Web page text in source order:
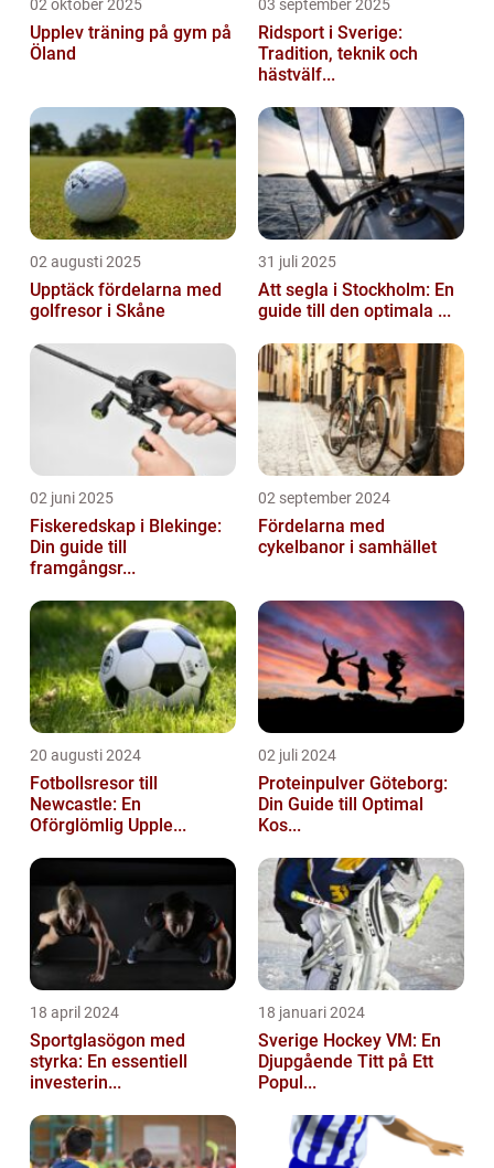
02 oktober 2025
Upplev träning på gym på
Öland
03 september 2025
Ridsport i Sverige:
Tradition, teknik och
hästvälf...
02 augusti 2025
Upptäck fördelarna med
golfresor i Skåne
31 juli 2025
Att segla i Stockholm: En
guide till den optimala ...
02 juni 2025
Fiskeredskap i Blekinge:
Din guide till
framgångsr...
02 september 2024
Fördelarna med
cykelbanor i samhället
20 augusti 2024
Fotbollsresor till
Newcastle: En
Oförglömlig Upple...
02 juli 2024
Proteinpulver Göteborg:
Din Guide till Optimal
Kos...
18 april 2024
Sportglasögon med
styrka: En essentiell
investerin...
18 januari 2024
Sverige Hockey VM: En
Djupgående Titt på Ett
Popul...